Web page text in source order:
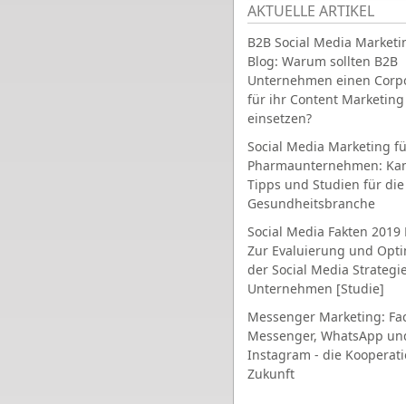
AKTUELLE ARTIKEL
B2B Social Media
Blog: Warum sollten B2B
Unternehmen einen
für ihr Content Marketing
einsetzen?
Social Media Marketing
Pharmaunternehmen:
Tipps und Studien für die
Gesundheitsbranche
Social Media Fakten 2019
Zur Evaluierung und
der Social Media
Unternehmen [Studie]
Messenger Marketing:
Messenger, WhatsApp
Instagram - die
Zukunft